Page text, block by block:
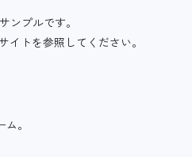
ンプルです。
イトを参照してください。
。